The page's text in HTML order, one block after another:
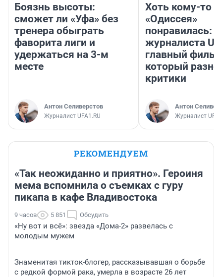
Боязнь высоты:
сможет ли «Уфа» без
тренера обыграть
фаворита лиги и
удержаться на 3-м
месте
Антон Селиверстов
Журналист UFA1.RU
Хоть кому-то
«Одиссея»
понравилась:
журналиста
главный
который
критики
Антон
Журналист
РЕКОМЕНДУЕМ
«Так неожиданно и приятно». Героиня
мема вспомнила о съемках с гуру
пикапа в кафе Владивостока
9 часов 5 851 Обсудить
«Ну вот и всё»: звезда «Дома-2» развелась с
молодым мужем
Знаменитая тикток-блогер, рассказывавшая о борьбе
с редкой формой рака, умерла в возрасте 26 лет